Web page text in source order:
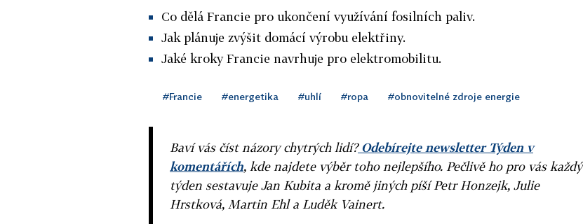
Co dělá Francie pro ukončení využívání fosilních paliv.
Jak plánuje zvýšit domácí výrobu elektřiny.
Jaké kroky Francie navrhuje pro elektromobilitu.
#Francie #energetika #uhlí #ropa #obnovitelné zdroje energie
Baví vás číst názory chytrých lidí?Odebírejte newsletter Týden v
komentářích, kde najdete výběr toho nejlepšího. Pečlivě ho pro vás každý
týden sestavuje Jan Kubita a kromě jiných píší Petr Honzejk, Julie
Hrstková, Martin Ehl a Luděk Vainert.